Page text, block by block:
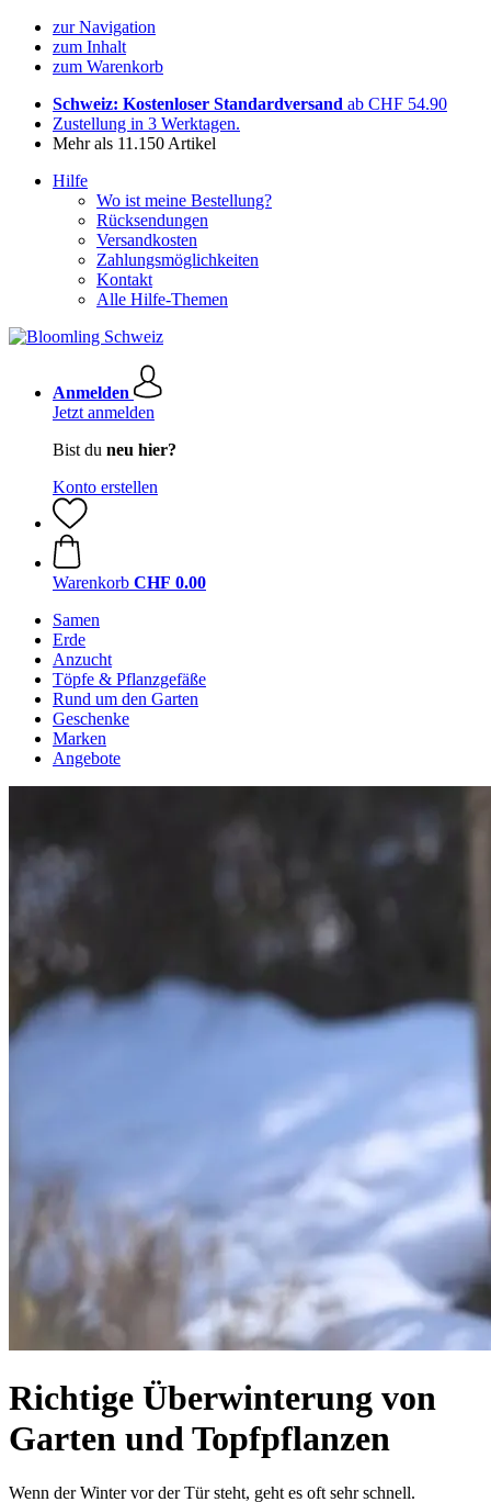
zur Navigation
zum Inhalt
zum Warenkorb
Schweiz: Kostenloser Standardversand ab CHF 54.90
Zustellung in 3 Werktagen.
Mehr als 11.150 Artikel
Hilfe
Wo ist meine Bestellung?
Rücksendungen
Versandkosten
Zahlungsmöglichkeiten
Kontakt
Alle Hilfe-Themen
Anmelden
Jetzt anmelden
Bist du neu hier?
Konto erstellen
Warenkorb CHF 0.00
Samen
Erde
Anzucht
Töpfe & Pflanzgefäße
Rund um den Garten
Geschenke
Marken
Angebote
Richtige Überwinterung von
Garten und Topfpflanzen
Wenn der Winter vor der Tür steht, geht es oft sehr schnell.